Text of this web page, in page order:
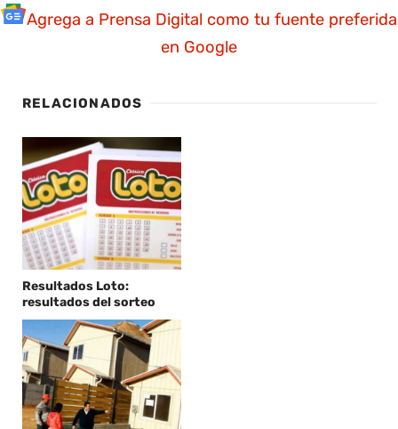
Agrega a Prensa Digital como tu fuente preferida
en Google
RELACIONADOS
Resultados Loto:
resultados del sorteo